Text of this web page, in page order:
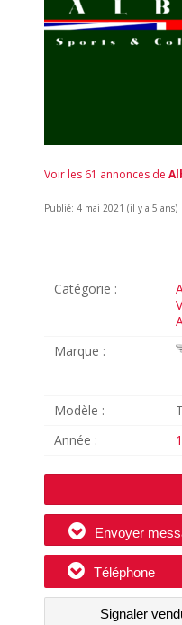
Voir les 61 annonces de
Publié: 4 mai 2021 (il y a 5 ans)
Catégorie :
Marque :
Modèle :
Année :
Envoyer
Téléphone
Signaler